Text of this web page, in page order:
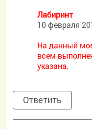
Лабиринт
10 февраля
На данный
всем
указана.
Ответить